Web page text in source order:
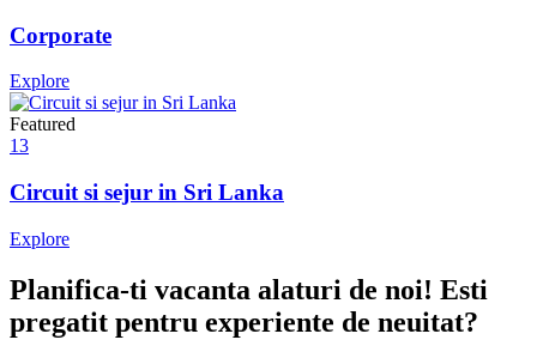
Corporate
Explore
Featured
13
Circuit si sejur in Sri Lanka
Explore
Planifica-ti vacanta alaturi de noi! Esti
pregatit pentru experiente de neuitat?